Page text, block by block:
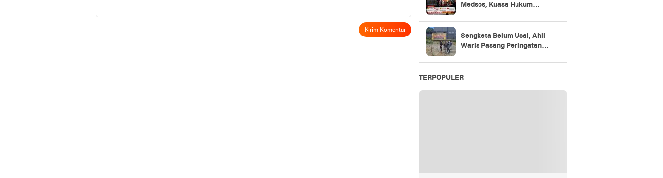
Medsos, Kuasa Hukum
Penajaman Bukti
Sengketa Belum Usai, Ahli
Waris Pasang Peringatan
TERPOPULER